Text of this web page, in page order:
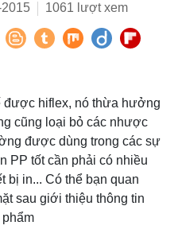
1061 lượt xem
được hiflex, nó thừa hưởng
cũng loại bỏ các nhược
được dùng trong các sự
PP tốt cần phải có nhiều
bị in... Có thể bạn quan
sau giới thiệu thông tin